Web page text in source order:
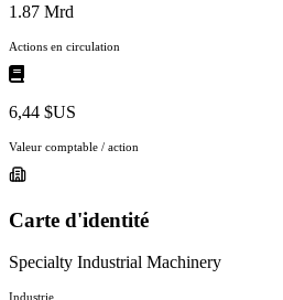
1.87 Mrd
Actions en circulation
6,44 $US
Valeur comptable / action
Carte d'identité
Specialty Industrial Machinery
Industrie